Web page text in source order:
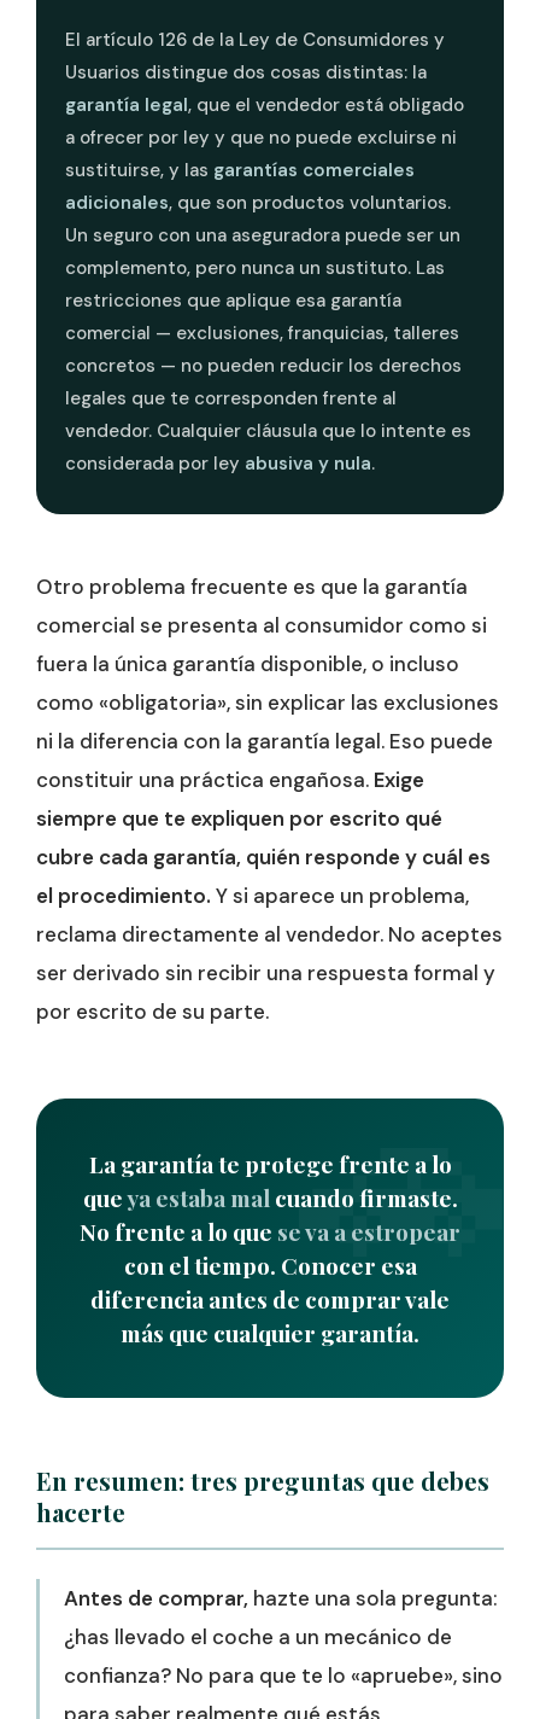
El artículo 126 de la Ley de Consumidores y
Usuarios distingue dos cosas distintas: la
garantía legal, que el vendedor está obligado
a ofrecer por ley y que no puede excluirse ni
sustituirse, y las garantías comerciales
adicionales, que son productos voluntarios.
Un seguro con una aseguradora puede ser un
complemento, pero nunca un sustituto. Las
restricciones que aplique esa garantía
comercial — exclusiones, franquicias, talleres
concretos — no pueden reducir los derechos
legales que te corresponden frente al
vendedor. Cualquier cláusula que lo intente es
considerada por ley abusiva y nula.
Otro problema frecuente es que la garantía
comercial se presenta al consumidor como si
fuera la única garantía disponible, o incluso
como «obligatoria», sin explicar las exclusiones
ni la diferencia con la garantía legal. Eso puede
constituir una práctica engañosa. Exige
siempre que te expliquen por escrito qué
cubre cada garantía, quién responde y cuál es
el procedimiento. Y si aparece un problema,
reclama directamente al vendedor. No aceptes
ser derivado sin recibir una respuesta formal y
por escrito de su parte.
La garantía te protege frente a lo
queya estaba malcuando firmaste.
No frente a lo que se va a estropear
con el tiempo. Conocer esa
diferencia antes de comprar vale
más que cualquier garantía.
En resumen: tres preguntas que debes
hacerte
Antes de comprar, hazte una sola pregunta:
¿has llevado el coche a un mecánico de
confianza? No para que te lo «apruebe», sino